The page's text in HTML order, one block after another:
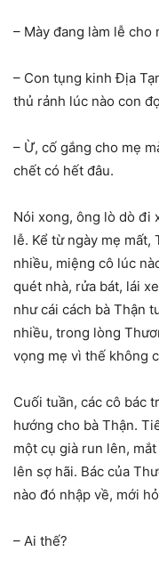
– Mày đang làm lễ cho
– Con tụng kinh Địa
thủ rảnh lúc nào con
– Ừ, cố gắng cho mẹ
chết có hết đâu.
Nói xong, ông lò dò đi
lễ. Kể từ ngày mẹ
nhiều, miệng cô lúc
quét nhà, rửa bát, lái
như cái cách bà Thận
nhiều, trong lòng
vọng mẹ vì thế không
Cuối tuần, các cô bác
hướng cho bà Thận.
một cụ già run lên,
lên sợ hãi. Bác của
nào đó nhập về, mới
– Ai thế?